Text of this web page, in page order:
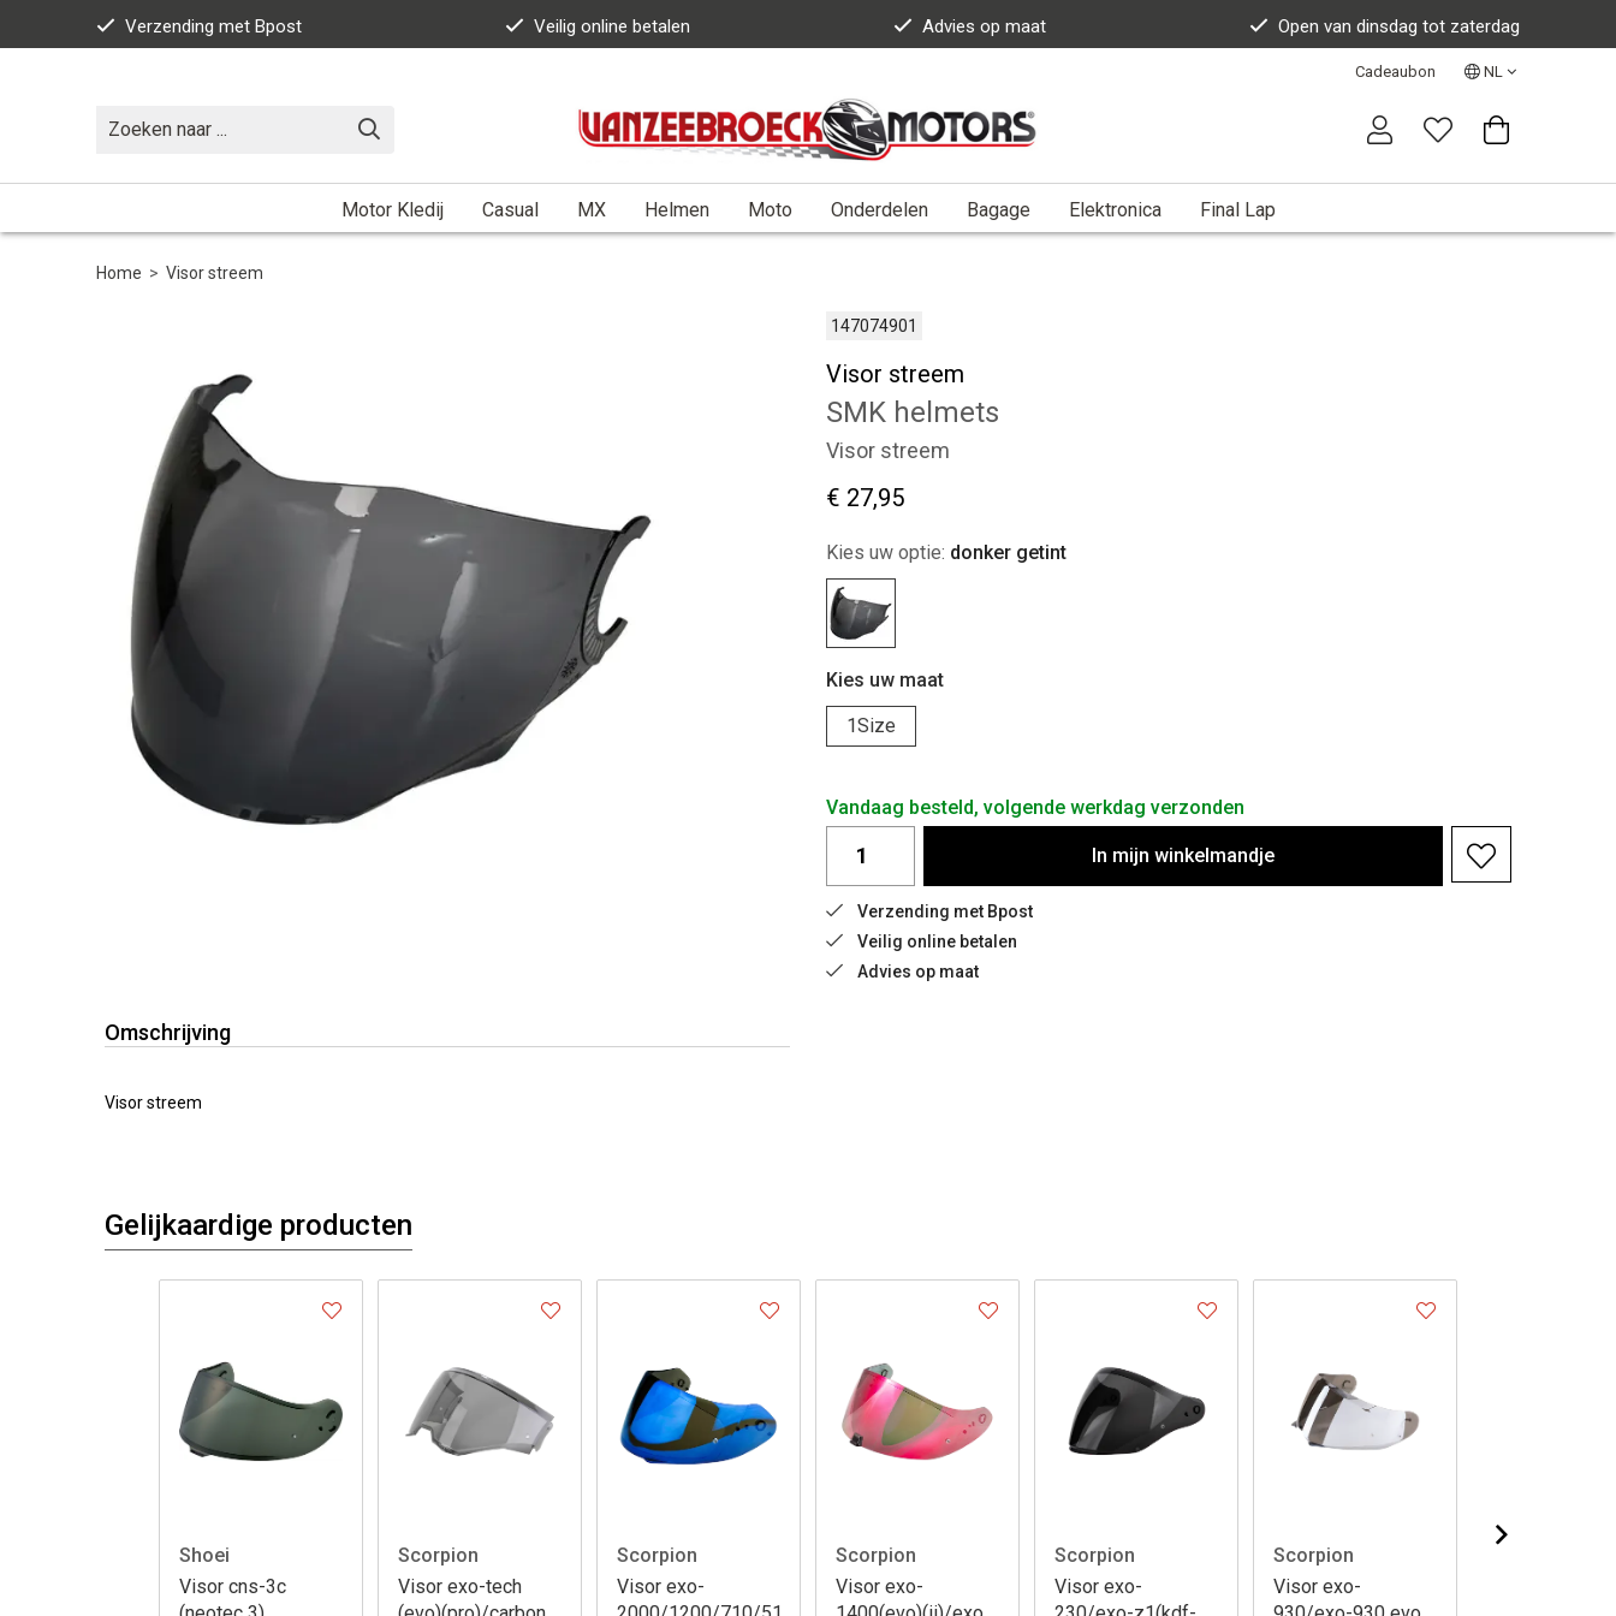
Verzending met Bpost Veilig online betalen Advies op maat Open van dinsdag tot zaterdag
Cadeaubon NL
Motor Kledij Casual MX Helmen Moto Onderdelen Bagage Elektronica Final Lap
Home > Visor streem
147074901
Visor streem
SMK helmets
Visor streem
€ 27,95
Kies uw optie: donker getint
Kies uw maat
1Size
Vandaag besteld, volgende werkdag verzonden
In mijn winkelmandje
Verzending met Bpost
Veilig online betalen
Advies op maat
Omschrijving
Visor streem
Gelijkaardige producten
Shoei
Visor cns-3c
Scorpion
Visor exo-tech
Scorpion
Visor exo-
Scorpion
Visor exo-
Scorpion
Visor exo-
Scorpion
Visor exo-